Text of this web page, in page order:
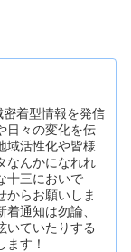
着型情報を発信
日々の変化を伝
域活性化や皆様
なんかになれれ
十三においで
からお願いしま
通知は勿論、
いていたりする
す！